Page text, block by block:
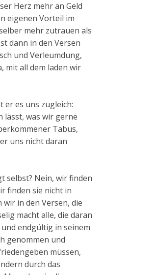
Herz mehr an Geld
eigenen Vorteil im
mehr zutrauen als
dann in den Versen
und Verleumdung,
mit all dem laden wir
er es uns zugleich:
lässt, was wir gerne
Tabus,
uns nicht daran
selbst? Nein, wir finden
finden sie nicht in
in den Versen, die
macht alle, die daran
endgültig in seinem
genommen und
müssen,
durch das